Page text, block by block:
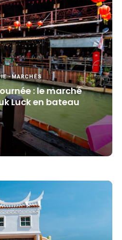
-MARCHÉS
: le marché
Luck en bateau